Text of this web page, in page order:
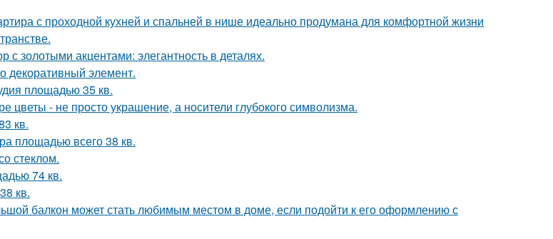
с проходной кухней и спальней в нише идеально продумана для комфортной жизни
с золотыми акцентами: элегантность в деталях.
декоративный элемент.
площадью 35 кв.
цветы - не просто украшение, а носители глубокого символизма.
кв.
площадью всего 38 кв.
стеклом.
74 кв.
кв.
балкон может стать любимым местом в доме, если подойти к его оформлению с